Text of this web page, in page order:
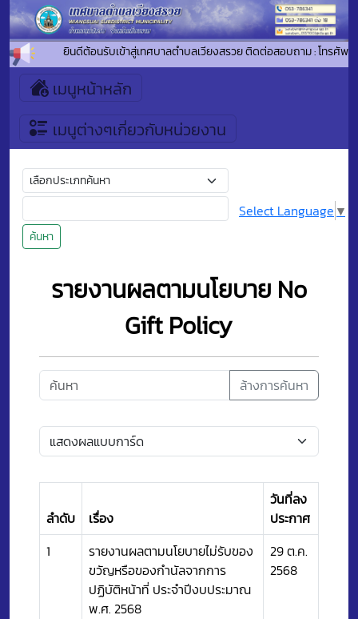
ยินดีต้อนรับเข้าสู่เทศบาลตำบลเวียงสรวย ติดต่อสอบถาม : โทรศัพท์
เมนูหน้าหลัก
เมนูต่างๆเกี่ยวกับหน่วยงาน
ค้นหา
Select Language ▼
รายงานผลตามนโยบาย No
Gift Policy
ล้างการค้นหา
ลำดับ เรื่อง
วันที่ลง
ประกาศ
1
รายงานผลตามนโยบายไม่รับของ
ขวัญหรือของกำนัลจากการ
ปฏิบัติหน้าที่ ประจำปีงบประมาณ
พ.ศ. 2568
29 ต.ค.
2568